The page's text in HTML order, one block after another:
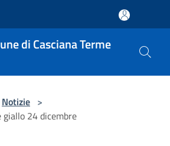
di Casciana Terme
Notizie >
24 dicembre